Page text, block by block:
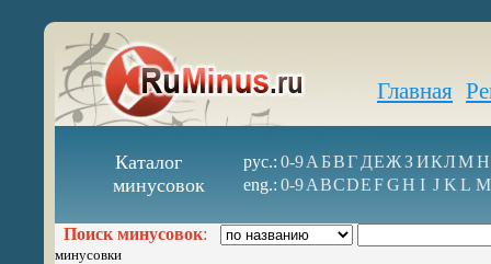
Главная
Каталог
минусовок
рус.: 0-9А БВГ ДЕЖ З ИКЛМН
eng.: 0-9ABCDEFGH I J K L M
Поиск минусовок:
минусовки